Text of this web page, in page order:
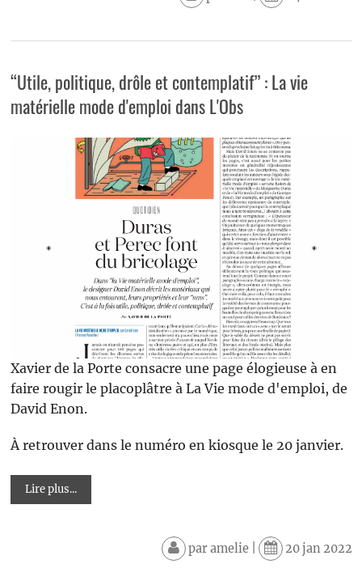
“Utile, politique, drôle et contemplatif” : La vie
matérielle mode d'emploi dans L'Obs
Xavier de la Porte consacre une page élogieuse à en
faire rougir le placoplâtre à La Vie mode d'emploi, de
David Enon.
À retrouver dans le numéro en kiosque le 20 janvier.
Lire plus...
paramelie| 20 jan 2022